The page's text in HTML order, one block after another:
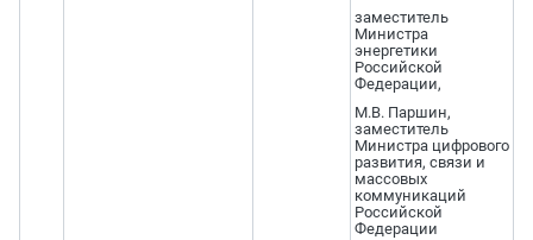
заместитель
Министра
энергетики
Российской
Федерации,
М.В. Паршин,
заместитель
Министра цифрового
развития, связи и
массовых
коммуникаций
Российской
Федерации